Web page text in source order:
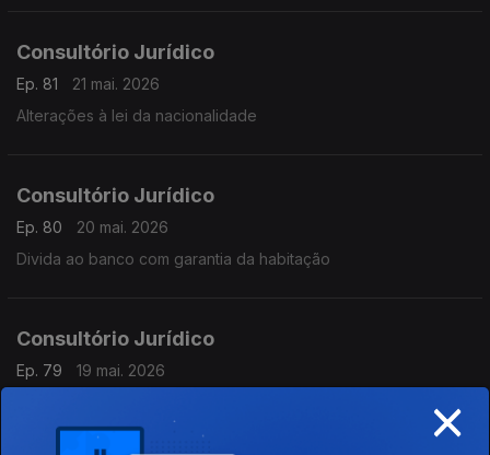
Consultório Jurídico
Ep. 81
21 mai. 2026
Alterações à lei da nacionalidade
Consultório Jurídico
Ep. 80
20 mai. 2026
Divida ao banco com garantia da habitação
Consultório Jurídico
Ep. 79
19 mai. 2026
×